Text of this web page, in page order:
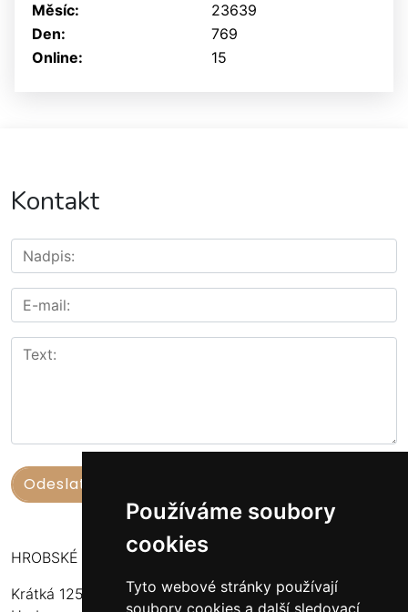
Používáme soubory
cookies
Tyto webové stránky používají
soubory cookies a další sledovací
Online: 15
Měsíc:
23639
Den:
769
Kontakt
HROBSKÉ UZENINY
Krátká 125